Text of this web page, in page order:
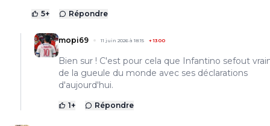
5+ Répondre
mopi69 11 juin 2026 à 18:15 +1300
Bien sur ! C'est pour cela que Infantino sefout
de la gueule du monde avec ses déclarations
d'aujourd'hui.
1+ Répondre